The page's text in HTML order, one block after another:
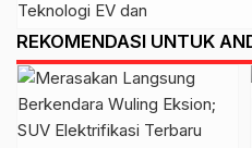
REKOMENDASI UNTUK